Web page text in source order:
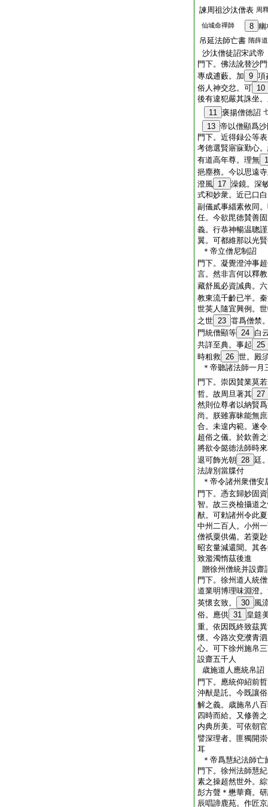
諫周祖沙汰僧表 周
仙城命禪師 8
吊延法師亡書 隋薛
沙汰僧徒詔宋武帝
門下。佛法訛替沙
專成逋藪。加 9 項
俗人神交忿。可 10
後有違犯嚴其誅坐
11 褒揚僧徳詔
13 帝以僧顯爲
門下。近得録公等
考徳選賢寤寐勤心
有道高年尊。理無
挹塵務。今以思遠
澄風 17 澡鏡。深
式和妙衆。近已口
副儀貳事緇素攸同
任。今欲毘徳賛善
義。行恭神暢温聰
翼。可都維那以光
＊帝立僧尼制詔
門下。凝覺澄沖事
言。然非言何以釋
藏舒風必資誡典。
教東流千齡已半。
世英人隨宜興例。
之世 23 甞爲僧禁
門統僧顯等 24 白
共詳至典。事起 25
時粗救 26 世。殿
＊帝聽諸法師一月
門下。崇因賛業莫
哲。故周旦著其 27
然則位尊者以納賢
尚。朕雖寡昧能無
合。未遑内範。遂
超俗之儀。於欽善
將欲令懿徳法師時
退可飾光朝 28 廷
法諱別當牒付
＊帝令諸州衆僧安
門下。憑玄歸妙固資
智。故三炎檢攝道
猷。可勅諸州令此
中州二百人。小州
僧祇粟供備。若粟
昭玄量減還聞。其
致濫濁惰茲後進
贈徐州僧統并設齋
門下。徐州道人統
道業明博理味淵澄
英懷玄致。
30 風
俗。應供 31 皇筵
重。依因既終致茲
懷。今路次兗濮青
心。可下徐州施帛
設齋五千人
歳施道人應統帛詔
門下。應統仰紹前
沖猷是託。今既讓
解之義。歳施帛八
四時而給。又修善
内典所美。可依朝
譬深理者。匪獨開
耳
＊帝爲慧紀法師亡
門下。徐州法師慧
素之操超然世外。
彭方聲＊懋華裔。
辰唱諦鹿苑。作匠